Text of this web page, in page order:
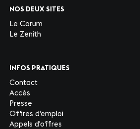
NOS DEUX SITES
Le Corum
Le Zenith
INFOS PRATIQUES
Contact
Accès
Presse
Offres d'emploi
Appels d'offres